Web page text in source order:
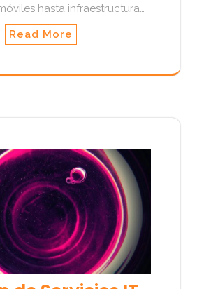
hasta infraestructura…
Read More